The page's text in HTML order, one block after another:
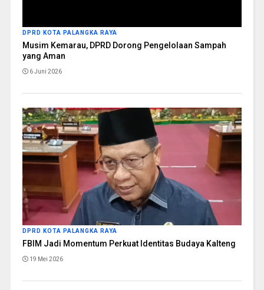
DPRD KOTA PALANGKA RAYA
Musim Kemarau, DPRD Dorong Pengelolaan Sampah
yang Aman
6 Juni 2026
DPRD KOTA PALANGKA RAYA
FBIM Jadi Momentum Perkuat Identitas Budaya Kalteng
19 Mei 2026